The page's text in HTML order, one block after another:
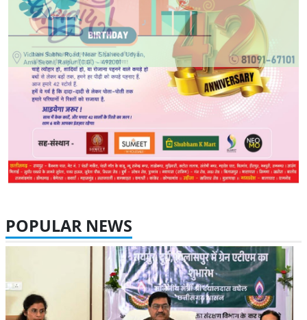
POPULAR NEWS
08 Aug 2026 31 Views
पीडीएस प्रणाली में पारदर्शिता के लिए राज्य सरकार की बड़ी पहल- रायपुर,
दुर्ग और बिलासपुर में तीन अन्नपूर्ति ग्रेन एटीएम का शुभारंभ